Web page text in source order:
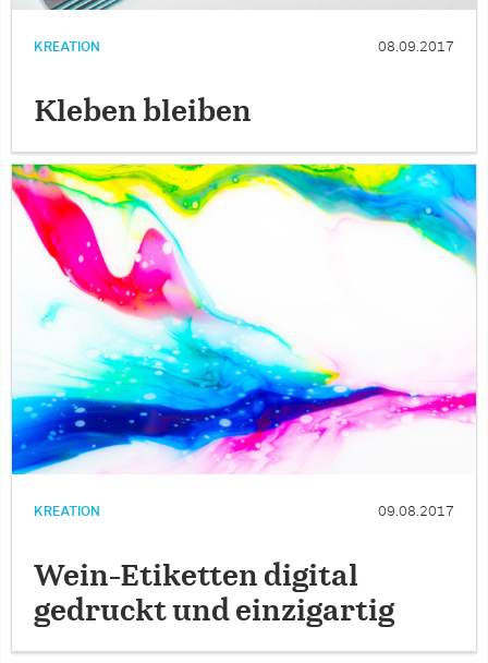
KREATION 08.09.2017
Kleben bleiben
KREATION 09.08.2017
Wein-Etiketten digital
gedruckt und einzigartig